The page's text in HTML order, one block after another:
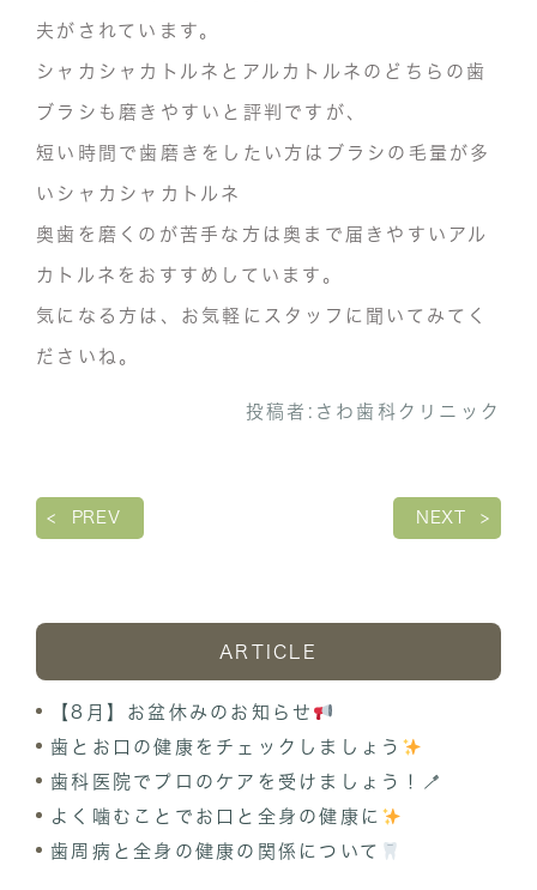
夫がされています。
シャカシャカトルネとアルカトルネのどちらの歯
ブラシも磨きやすいと評判ですが、
短い時間で歯磨きをしたい方はブラシの毛量が多
いシャカシャカトルネ
奥歯を磨くのが苦手な方は奥まで届きやすいアル
カトルネをおすすめしています。
気になる方は、お気軽にスタッフに聞いてみてく
ださいね。
投稿者: さわ歯科クリニック
PREV NEXT
ARTICLE
【8月】お盆休みのお知らせ
歯とお口の健康をチェックしましょう
歯科医院でプロのケアを受けましょう！🪥
よく噛むことでお口と全身の健康に
歯周病と全身の健康の関係について